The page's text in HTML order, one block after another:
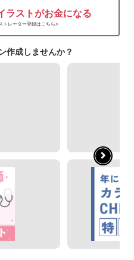
ラストがお金になる
トレーター登録はこちら>
作成しませんか？